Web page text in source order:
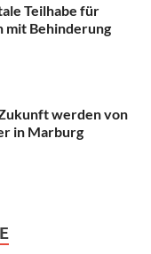
Teilhabe für
mit Behinderung
werden von
in Marburg